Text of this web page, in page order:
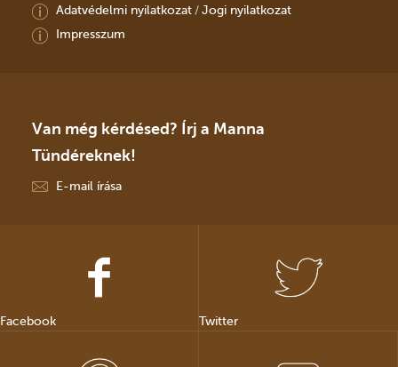
Adatvédelmi nyilatkozat/ Jogi nyilatkozat
Impresszum
Van még kérdésed? Írj a Manna
Tündéreknek!
E-mail írása
Facebook Twitter